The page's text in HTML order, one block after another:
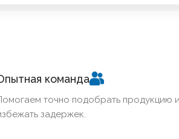
команда
точно подобрать продукцию и
задержек.